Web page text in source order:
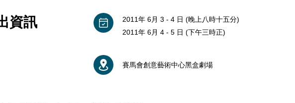
資訊
2011年 6月 3 - 4 日 (晚上八時十五分)
2011年 6月 4 - 5 日 (下午三時正)
賽馬會創意藝術中心黑盒劇場